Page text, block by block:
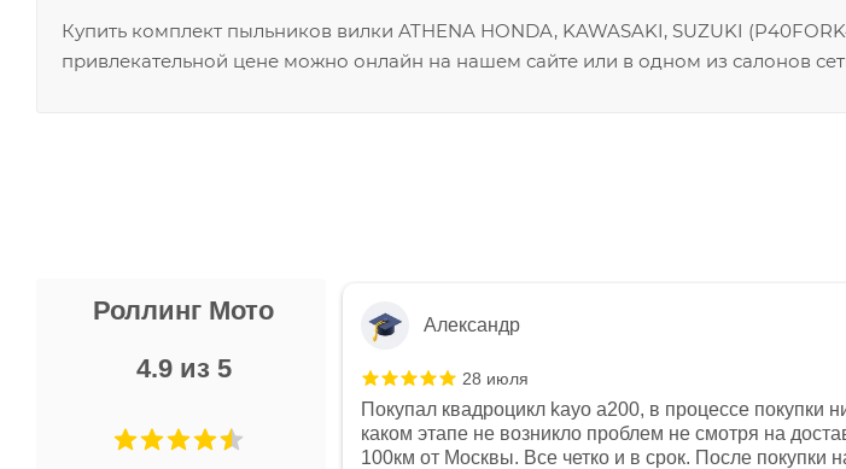
Купить комплект пыльников вилки ATHENA HONDA, KAWASAKI, SUZUKI
привлекательной цене можно онлайн на нашем сайте или в одном из салонов
Роллинг Мото
4.9 из 5
Не понравились условия
и дают только на год)
Александр
28 июля
Покупал квадроцикл kayo a200, в процессе покупки
каком этапе не возникло проблем не смотря на
100км от Москвы. Все четко и в срок. После покупки